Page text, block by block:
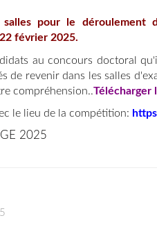
pour le déroulement
février 2025.
au concours doctoral
de revenir dans les salles
compréhension..Télécharger
le lieu de la compétition:
2025